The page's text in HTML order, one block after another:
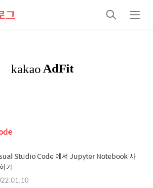
그
검
색
메
뉴
Studio Code 에서 Jupyter Notebook 사
기